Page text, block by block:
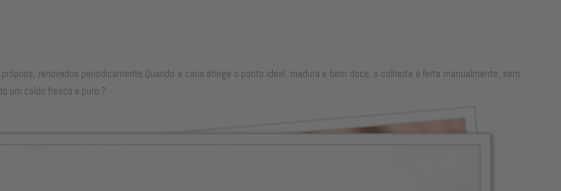
próprios, renovados periodicamente.Quando a cana atinge o ponto ideal, madura e bem doce, a colheita é feita manualmente, sem
um caldo fresco e puro.?